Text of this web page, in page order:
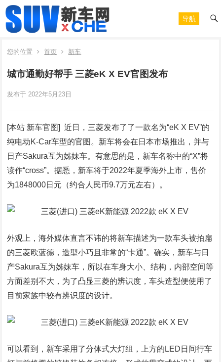
导航
您的位置 首页 新车
城市通勤好帮手 三菱eK X EV官图发布
发布于 2022年5月23日
[本站 新车官图] 近日，三菱发布了了一款名为“eK X EV”的
纯电动K-Car车型的官图。新车将会在日本市场推出，并与
日产Sakura互为姊妹车。有意思的是，新车名称中的“X”将
读作“cross”。据悉，新车将于2022年夏季海外上市，售价
为1848000日元（约合人民币9.7万元左右）。
外观上，海外媒体直言不讳的将新车描述为一款车头被拍扁
的三菱欧蓝德，造型小巧且非常的“卡通”。确实，新车与日
产Sakura互为姊妹车，所以在车身大小、结构，内部空间等
方面差别不大，为了凸显三菱的辨识度，车头造型便使用了
目前家族中较有辨识度的设计。
可以看到，新车采用了分体式大灯组，上方的LED日间行车